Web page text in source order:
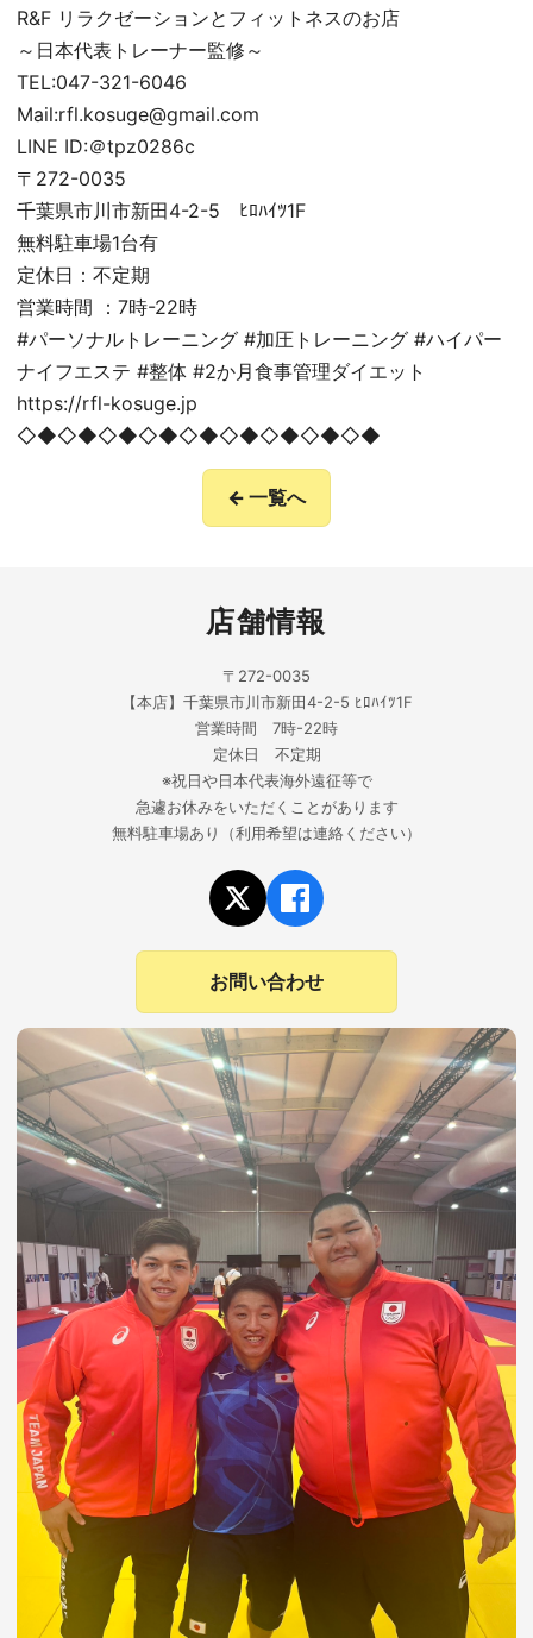
R&F リラクゼーションとフィットネスのお店
～日本代表トレーナー監修～
TEL:047-321-6046
Mail:rfl.kosuge@gmail.com
LINE ID:＠tpz0286c
〒272-0035
千葉県市川市新田4-2-5 ﾋﾛﾊｲﾂ1F
無料駐車場1台有
定休日：不定期
営業時間 ：7時-22時
#パーソナルトレーニング #加圧トレーニング #ハイパー
ナイフエステ #整体 #2か月食事管理ダイエット
https://rfl-kosuge.jp
◇◆◇◆◇◆◇◆◇◆◇◆◇◆◇◆◇◆
← 一覧へ
店舗情報
〒272-0035
【本店】千葉県市川市新田4-2-5 ﾋﾛﾊｲﾂ1F
営業時間 7時-22時
定休日 不定期
※祝日や日本代表海外遠征等で
急遽お休みをいただくことがあります
無料駐車場あり（利用希望は連絡ください）
お問い合わせ